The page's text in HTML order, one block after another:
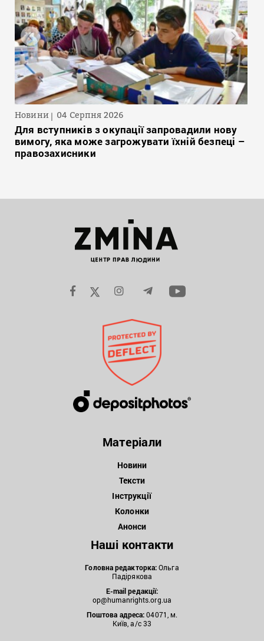
Новини 04 Серпня 2026
Для вступників з окупації запровадили нову
вимогу, яка може загрожувати їхній безпеці –
правозахисники
Матеріали
Новини
Тексти
Інструкції
Колонки
Анонси
Наші контакти
Головна редакторка:Ольга
Падірякова
E-mail редакції:
op@humanrights.org.ua
Поштова адреса:04071, м.
Київ, а/с 33